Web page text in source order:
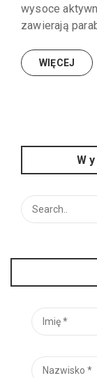
wysoce
zawierają
WIĘCEJ